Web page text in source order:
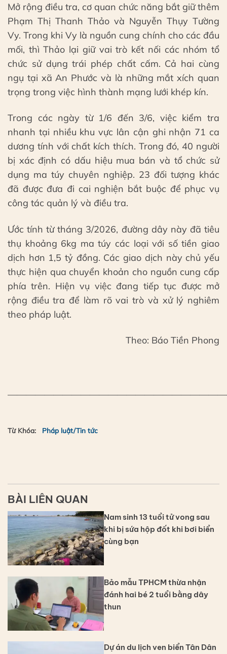
Mở rộng điều tra, cơ quan chức năng bắt giữ thêm
Phạm Thị Thanh Thảo và Nguyễn Thụy Tường
Vy. Trong khi Vy là nguồn cung chính cho các đầu
mối, thì Thảo lại giữ vai trò kết nối các nhóm tổ
chức sử dụng trái phép chất cấm. Cả hai cùng
ngụ tại xã An Phước và là những mắt xích quan
trọng trong việc hình thành mạng lưới khép kín.
Trong các ngày từ 1/6 đến 3/6, việc kiểm tra
nhanh tại nhiều khu vực lân cận ghi nhận 71 ca
dương tính với chất kích thích. Trong đó, 40 người
bị xác định có dấu hiệu mua bán và tổ chức sử
dụng ma túy chuyên nghiệp. 23 đối tượng khác
đã được đưa đi cai nghiện bắt buộc để phục vụ
công tác quản lý và điều tra.
Ước tính từ tháng 3/2026, đường dây này đã tiêu
thụ khoảng 6kg ma túy các loại với số tiền giao
dịch hơn 1,5 tỷ đồng. Các giao dịch này chủ yếu
thực hiện qua chuyển khoản cho nguồn cung cấp
phía trên. Hiện vụ việc đang tiếp tục được mở
rộng điều tra để làm rõ vai trò và xử lý nghiêm
theo pháp luật.
Theo: Báo Tiền Phong
Từ Khóa: Pháp luật/Tin tức
BÀI LIÊN QUAN
Nam sinh 13 tuổi tử vong sau
khi bị sứa hộp đốt khi bơi biển
cùng bạn
Bảo mẫu TPHCM thừa nhận
đánh hai bé 2 tuổi bằng dây
thun
Dự án du lịch ven biển Tân Dân